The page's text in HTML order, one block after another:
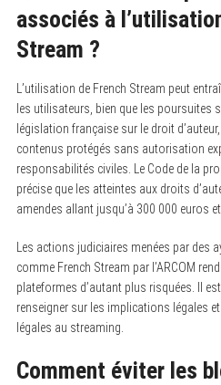
associés à
Stream ?
L’utilisation de French Stream peut
les utilisateurs, bien que les poursuites
législation française sur le droit
contenus protégés sans autorisation
responsabilités civiles. Le Code de la
précise que les atteintes aux droits
amendes allant jusqu’à 300 000 euros
Les actions judiciaires menées par des
comme French Stream par l’ARCOM
plateformes d’autant plus risquées. Il
renseigner sur les implications légales
légales au streaming.
Comment éviter les